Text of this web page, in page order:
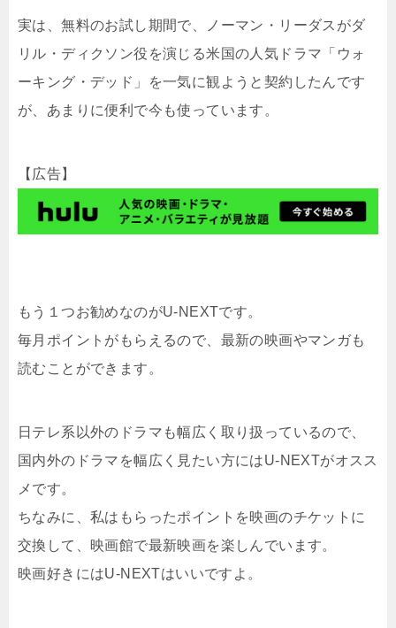
実は、無料のお試し期間で、ノーマン・リーダスがダ
リル・ディクソン役を演じる米国の人気ドラマ「ウォ
ーキング・デッド」を一気に観ようと契約したんです
が、あまりに便利で今も使っています。
【広告】
もう１つお勧めなのがU-NEXTです。
毎月ポイントがもらえるので、最新の映画やマンガも
読むことができます。
日テレ系以外のドラマも幅広く取り扱っているので、
国内外のドラマを幅広く見たい方にはU-NEXTがオスス
メです。
ちなみに、私はもらったポイントを映画のチケットに
交換して、映画館で最新映画を楽しんでいます。
映画好きにはU-NEXTはいいですよ。